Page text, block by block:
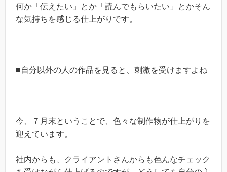
何か「伝えたい」とか「読んでもらいたい」とかそん
な気持ちを感じる仕上がりです。
■自分以外の人の作品を見ると、刺激を受けますよね
今、７月末ということで、色々な制作物が仕上がりを
迎えています。
社内からも、クライアントさんからも色んなチェック